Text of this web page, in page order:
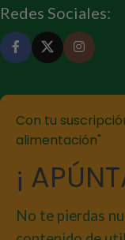
Redes Sociales:
Con tu
alimentación"
¡
No te pierdas